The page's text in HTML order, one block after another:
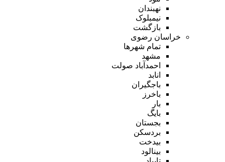
نهبندان
نیمبلوک
بازگشت
خراسان رضوی
تمام شهر‌ها
مشهد
احمدآباد صولت
انابد
باجگیران
باخرز
بار
بایگ
بجستان
بردسکن
بیدخت
بینالود